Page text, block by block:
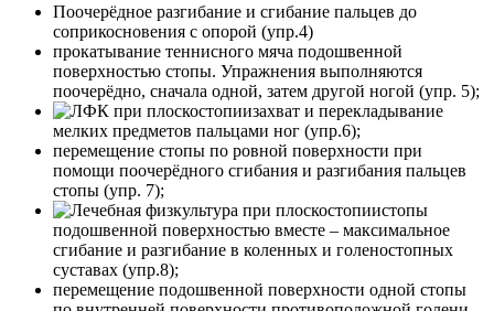
Поочерёдное разгибание и сгибание пальцев до
соприкосновения с опорой (упр.4)
прокатывание теннисного мяча подошвенной
поверхностью стопы. Упражнения выполняются
поочерёдно, сначала одной, затем другой ногой (упр. 5);
захват и перекладывание
мелких предметов пальцами ног (упр.6);
перемещение стопы по ровной поверхности при
помощи поочерёдного сгибания и разгибания пальцев
стопы (упр. 7);
стопы
подошвенной поверхностью вместе – максимальное
сгибание и разгибание в коленных и голеностопных
суставах (упр.8);
перемещение подошвенной поверхности одной стопы